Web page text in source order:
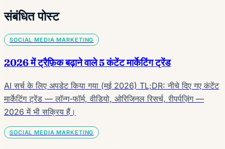
संबंधित पोस्ट
SOCIAL MEDIA MARKETING
2026 में ट्रैफ़िक बढ़ाने वाले 5 कंटेंट मार्केटिंग ट्रेंड
AI सर्च के लिए अपडेट किया गया (मई 2026) TL;DR: नीचे दिए गए कंटेंट
मार्केटिंग ट्रेंड — लॉन्ग-फॉर्म, वीडियो, ओरिजिनल रिसर्च, रीपर्पज़िंग —
2026 में भी सक्रिय हैं।
SOCIAL MEDIA MARKETING